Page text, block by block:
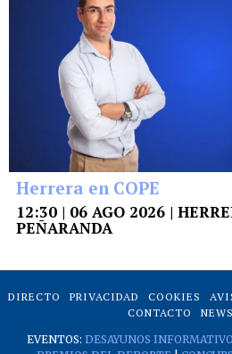
Herrera en COPE
12:30 | 06 AGO 2026 |
PEÑARANDA
DIRECTO PRIVACIDAD COOKIES
CONTACTO
EVENTOS: DESAYUNOS